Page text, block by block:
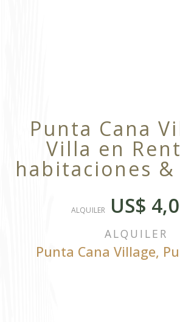
Punta Cana
Villa en
habitaciones
ALQUILER US$
ALQUILER
Punta Cana Village,